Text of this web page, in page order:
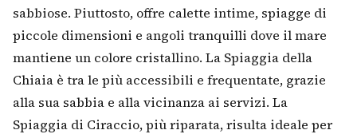
sabbiose. Piuttosto, offre calette intime, spiagge di
piccole dimensioni e angoli tranquilli dove il mare
mantiene un colore cristallino. La Spiaggia della
Chiaia è tra le più accessibili e frequentate, grazie
alla sua sabbia e alla vicinanza ai servizi. La
Spiaggia di Ciraccio, più riparata, risulta ideale per